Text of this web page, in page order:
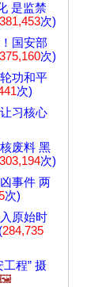
是监禁
381,453次)
国安部
375,160次)
功和平
次)
习核心
废料 黑
303,194次)
事件 两
次)
原始时
(284,735
程” 摄
🖼️